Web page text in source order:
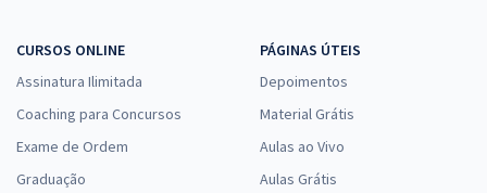
CURSOS ONLINE
Assinatura Ilimitada
Coaching para Concursos
Exame de Ordem
Graduação
PÁGINAS ÚTEIS
Depoimentos
Material Grátis
Aulas ao Vivo
Aulas Grátis